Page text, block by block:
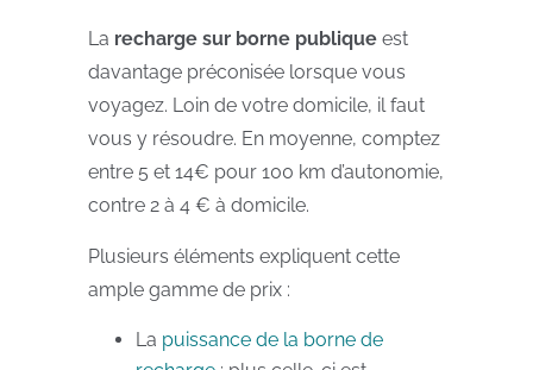
La recharge sur borne publique est
davantage préconisée lorsque vous
voyagez. Loin de votre domicile, il faut
vous y résoudre. En moyenne, comptez
entre 5 et 14€ pour 100 km d’autonomie,
contre 2 à 4 € à domicile.
Plusieurs éléments expliquent cette
ample gamme de prix :
La puissance de la borne de